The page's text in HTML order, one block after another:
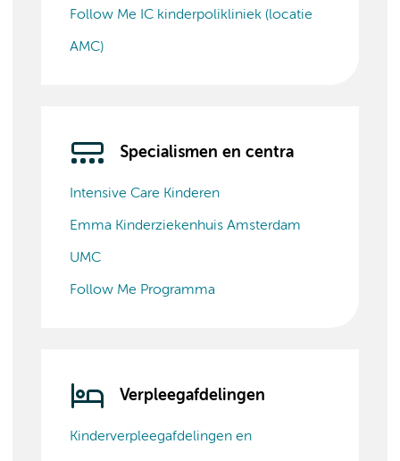
Follow Me IC kinderpolikliniek (locatie
AMC)
Specialismen en centra
Intensive Care Kinderen
Emma Kinderziekenhuis Amsterdam
UMC
Follow Me Programma
Verpleegafdelingen
Kinderverpleegafdelingen en